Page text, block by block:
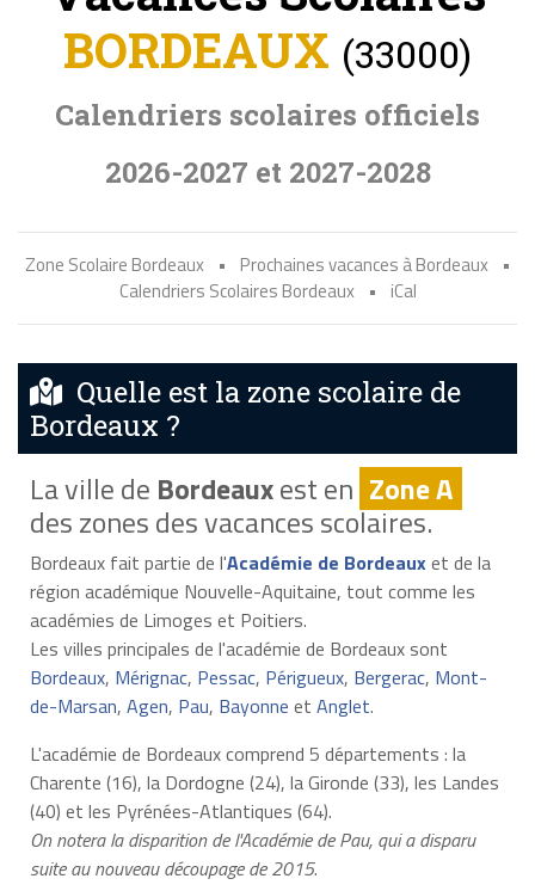
BORDEAUX (33000)
Calendriers scolaires officiels
2026-2027 et 2027-2028
Zone Scolaire Bordeaux • Prochaines vacances à Bordeaux •
Calendriers Scolaires Bordeaux • iCal
Quelle est la zone scolaire de
Bordeaux ?
La ville de Bordeauxest en Zone A
des zones des vacances scolaires.
Bordeaux fait partie de l'Académie de Bordeauxet de la
région académique Nouvelle-Aquitaine, tout comme les
académies de Limoges et Poitiers.
Les villes principales de l'académie de Bordeaux sont
Bordeaux, Mérignac, Pessac, Périgueux, Bergerac, Mont-
de-Marsan, Agen, Pau, Bayonne et Anglet.
L'académie de Bordeaux comprend 5 départements : la
Charente (16), la Dordogne (24), la Gironde (33), les Landes
(40) et les Pyrénées-Atlantiques (64).
On notera la disparition de l'Académie de Pau, qui a disparu
suite au nouveau découpage de 2015.